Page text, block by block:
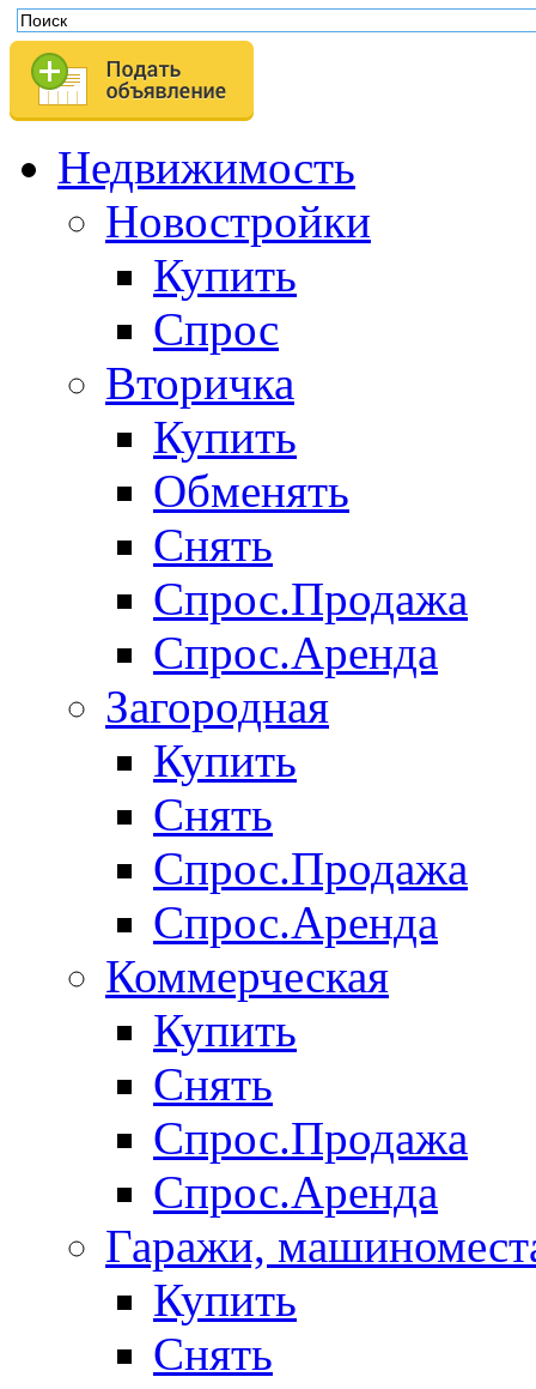
Недвижимость
Новостройки
Купить
Спрос
Вторичка
Купить
Обменять
Снять
Спрос.Продажа
Спрос.Аренда
Загородная
Купить
Снять
Спрос.Продажа
Спрос.Аренда
Коммерческая
Купить
Снять
Спрос.Продажа
Спрос.Аренда
Гаражи,
Купить
Снять